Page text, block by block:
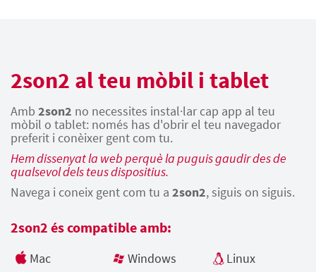
2son2 al teu mòbil i tablet
Amb 2son2 no necessites instal·lar cap app al teu
mòbil o tablet: només has d'obrir el teu navegador
preferit i conèixer gent com tu.
Hem dissenyat la web perquè la puguis gaudir des de
qualsevol dels teus dispositius.
Navega i coneix gent com tu a 2son2, siguis on siguis.
2son2 és compatible amb:
Mac Windows
Linux